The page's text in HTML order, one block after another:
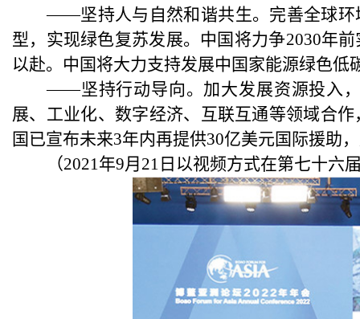
——坚持人与自然和谐共生。完善全球环
型，实现绿色复苏发展。中国将力争2030年
以赴。中国将大力支持发展中国家能源绿色低
——坚持行动导向。加大发展资源投入
展、工业化、数字经济、互联互通等领域合
国已宣布未来3年内再提供30亿美元国际援助
（2021年9月21日以视频方式在第七十六